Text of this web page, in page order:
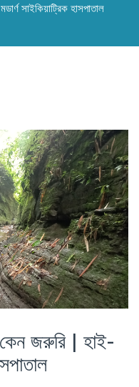
সাইকিয়াট্রিক হাসপাতাল
জরুরি | হাই-